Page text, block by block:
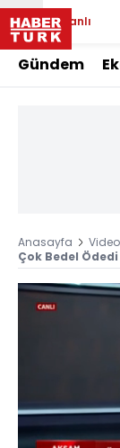
Canlı
Gündem
Anasayfa Video
Çok Bedel
Yüklendi